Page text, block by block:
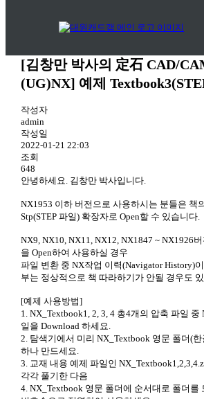
[김창만 박사의 定石 CAD/
(UG)NX] 예제
작성자
admin
작성일
2022-01-21 22:03
조회
648
안녕하세요. 김창만 박사입니다.
NX1953 이하 버전으로 사용하시는 분들은 책
Stp(STEP 파일) 확장자로 Open할 수 있습니다.
NX9, NX10, NX11, NX12, NX1847 ~ NX1926
을 Open하여 사용하실 경우
파일 변환 중 NX작업 이력(Navigator History)
부는 정상적으로 책 따라하기가 안될 경우도
[예제 사용방법]
1. NX_Textbook1, 2, 3, 4 총4개의 압축 파일
일을 Download 하세요.
2. 탐색기에서 미리 NX_Textbook 영문 폴더(
하나 만드세요.
3. 교재 내용 예제 파일인
각각 풀기한 다음
4. NX_Textbook 영문 폴더에 순서대로 폴더를